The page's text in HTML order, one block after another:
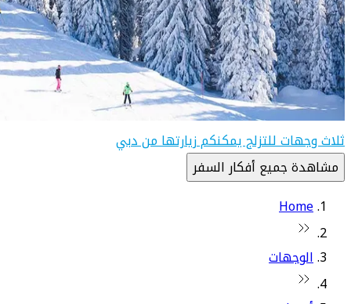
ثلاث وجهات للتزلج يمكنكم زيارتها من دبي
مشاهدة جميع أفكار السفر
Home
الوجهات